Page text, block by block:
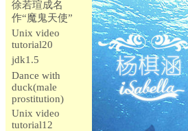
徐若瑄成名
作“魔鬼天使”
Unix video
tutorial20
jdk1.5
Dance with
duck(male
prostitution)
Unix video
tutorial12